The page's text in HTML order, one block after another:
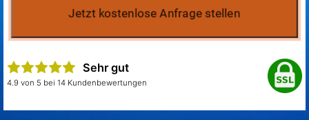
Sehr gut
4.9 von 5 bei 14 Kundenbewertungen